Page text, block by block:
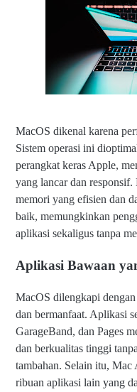
MacOS dikenal karena
Sistem operasi ini
perangkat keras Apple,
yang lancar dan
memori yang efisien dan
baik, memungkinkan
aplikasi sekaligus tanpa
Aplikasi Bawaan
MacOS dilengkapi
dan bermanfaat. Aplikasi
GarageBand, dan Pages
dan berkualitas tinggi
tambahan. Selain itu, Mac
ribuan aplikasi lain yang